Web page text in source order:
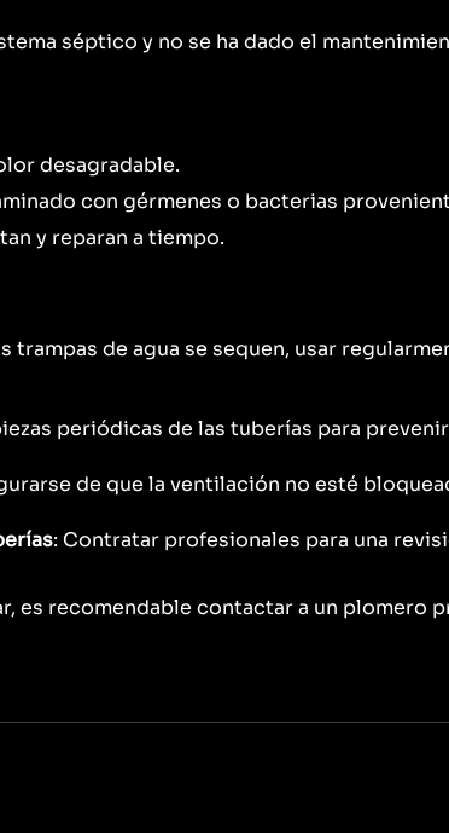
séptico y no se ha dado el
desagradable.
con gérmenes o bacterias
y reparan a tiempo.
trampas de agua se sequen, usar
periódicas de las tuberías para
de que la ventilación no esté
: Contratar profesionales para una
es recomendable contactar a un plomero